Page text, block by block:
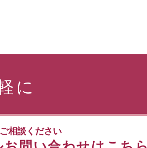
に
相談ください